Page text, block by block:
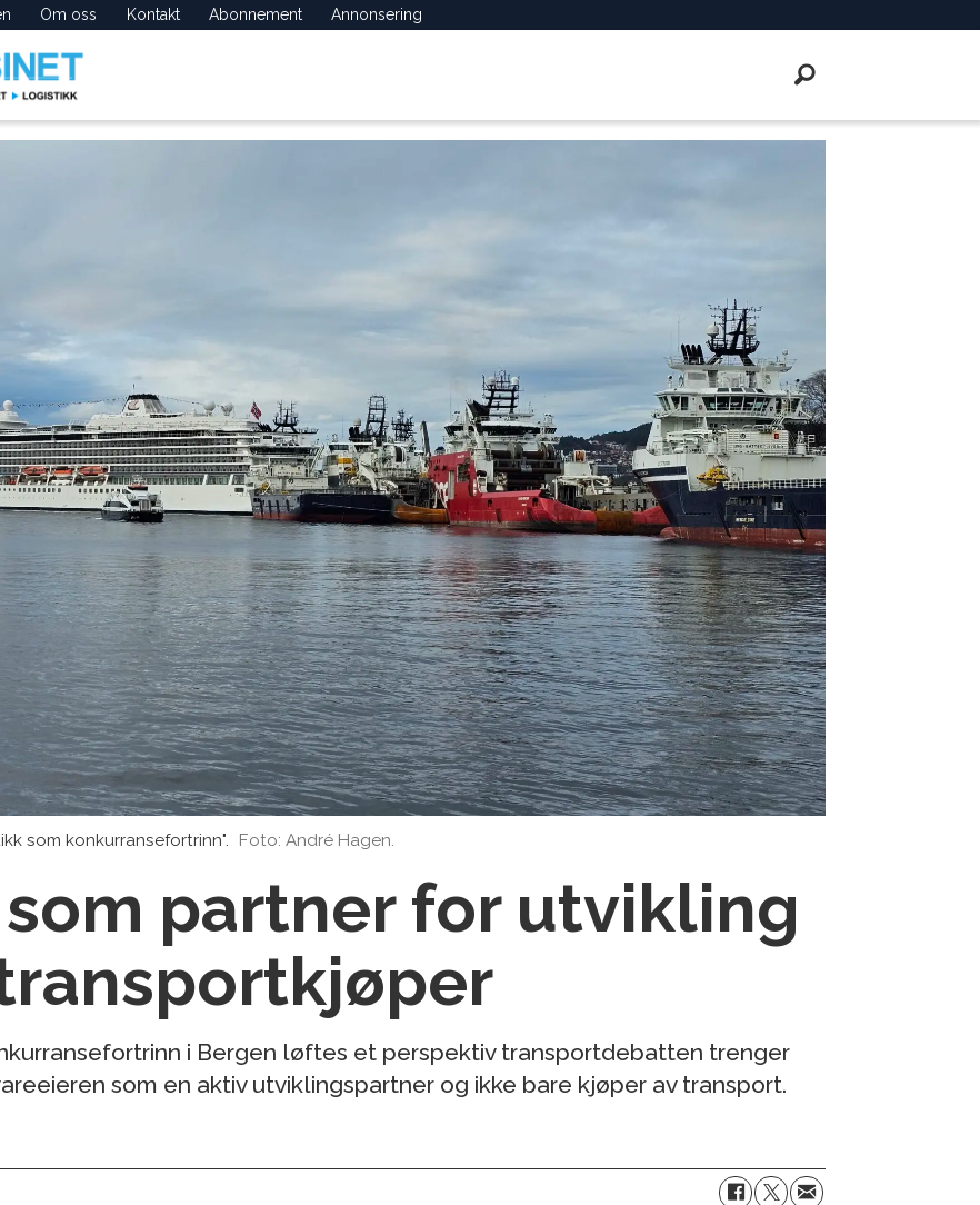
Om oss Kontakt Abonnement Annonsering
som konkurransefortrinn". Foto: André Hagen.
partner for utvikling
i Bergen løftes et perspektiv transportdebatten trenger
som en aktiv utviklingspartner og ikke bare kjøper av transport.